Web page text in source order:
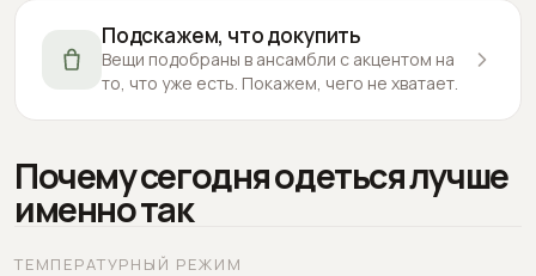
Подскажем, что докупить
Вещи подобраны в ансамбли с акцентом на
то, что уже есть. Покажем, чего не хватает.
Почему сегодня одеться лучше
именно так
ТЕМПЕРАТУРНЫЙ РЕЖИМ